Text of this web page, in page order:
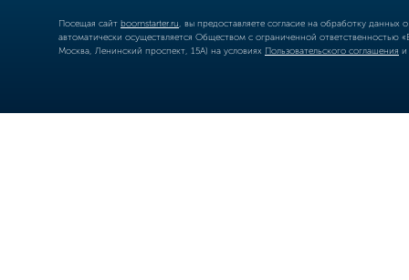
Посещая сайт boomstarter.ru , вы предоставляете согласие на обработку
автоматически осуществляется Обществом с ограниченной
Москва, Ленинский проспект, 15А) на условиях Пользовательского соглашения и